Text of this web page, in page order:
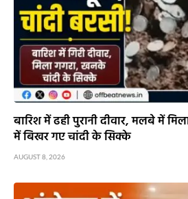
बारिश में ढही पुरानी दीवार, मलबे में
में बिखर गए चांदी के सिक्के
AUGUST 8, 2026